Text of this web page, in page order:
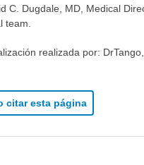
C. Dugdale, MD, Medical
team.
realizada por: DrTango,
citar esta página